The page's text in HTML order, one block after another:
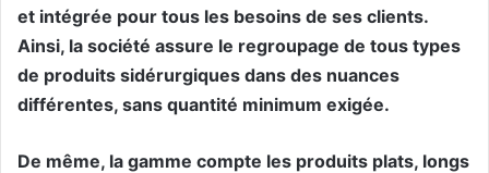
et intégrée pour tous les besoins de ses clients.
Ainsi, la société assure le regroupage de tous types
de produits sidérurgiques dans des nuances
différentes, sans quantité minimum exigée.
De même, la gamme compte les produits plats, longs